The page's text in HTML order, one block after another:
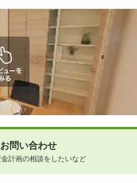
問い合わせ
計画の相談をしたいなど